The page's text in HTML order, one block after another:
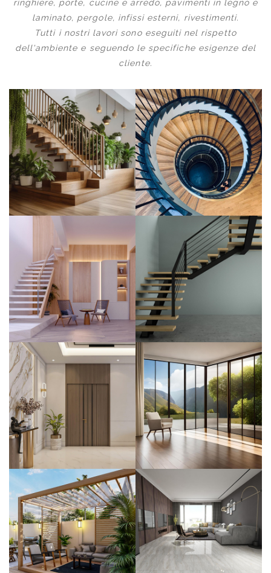
ringhiere, porte, cucine e arredo, pavimenti in legno e
laminato, pergole, infissi esterni, rivestimenti.
Tutti i nostri lavori sono eseguiti nel rispetto
dell'ambiente e seguendo le specifiche esigenze del
cliente.